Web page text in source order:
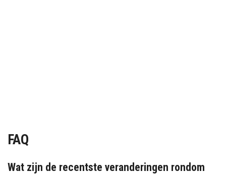
FAQ
Wat zijn de recentste veranderingen rondom